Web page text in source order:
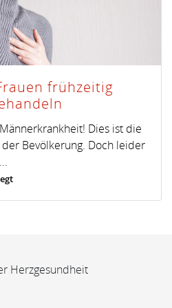
frühzeitig
Dies ist die
Bevölkerung. Doch leider
Herzgesundheit